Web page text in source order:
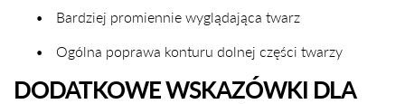
•
Bardziej promiennie wyglądająca twarz
•
Ogólna poprawa konturu dolnej części twarzy
DODATKOWE WSKAZÓWKI DLA